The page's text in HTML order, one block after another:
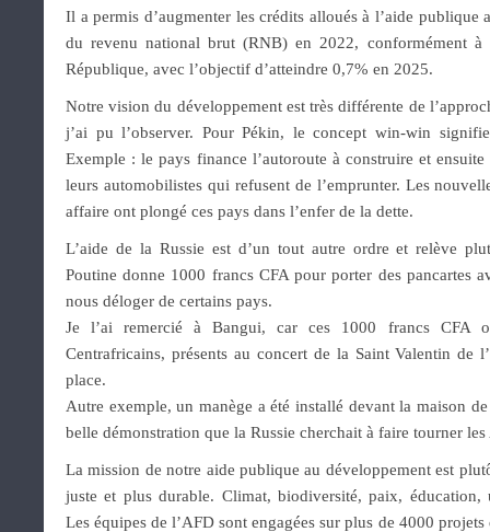
Il a permis d’augmenter les crédits alloués à l’aide
du revenu national brut (RNB) en 2022, conformément à
République, avec l’objectif d’atteindre 0,7% en 2025.
Notre vision du développement est très différente de
j’ai pu l’observer. Pour Pékin, le concept win-win
Exemple : le pays finance l’autoroute à construire et ensuite
leurs automobilistes qui refusent de l’emprunter. Les
affaire ont plongé ces pays dans l’enfer de la dette.
L’aide de la Russie est d’un tout autre ordre et relève
Poutine donne 1000 francs CFA pour porter des pancartes
nous déloger de certains pays.
Je l’ai remercié à Bangui, car ces 1000 francs CFA
Centrafricains, présents au concert de la Saint Valentin de
place.
Autre exemple, un manège a été installé devant la maison
belle démonstration que la Russie cherchait à faire tourner
La mission de notre aide publique au développement est
juste et plus durable. Climat, biodiversité, paix, éducation,
Les équipes de l’AFD sont engagées sur plus de 4000